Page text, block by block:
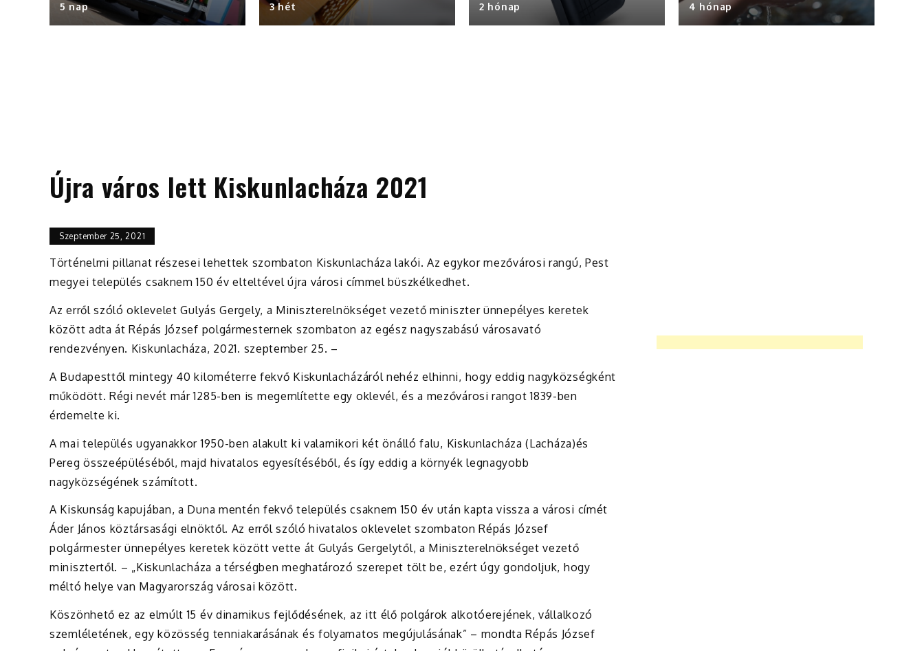
5 nap 3 hét 2 hónap 4 hónap
Újra város lett Kiskunlacháza 2021
Szeptember 25, 2021
Történelmi pillanat részesei lehettek szombaton Kiskunlacháza lakói. Az egykor mezővárosi rangú, Pest
megyei település csaknem 150 év elteltével újra városi címmel büszkélkedhet.
Az erről szóló oklevelet Gulyás Gergely, a Miniszterelnökséget vezető miniszter ünnepélyes keretek
között adta át Répás József polgármesternek szombaton az egész nagyszabású városavató
rendezvényen. Kiskunlacháza, 2021. szeptember 25. –
A Budapesttől mintegy 40 kilométerre fekvő Kiskunlacházáról nehéz elhinni, hogy eddig nagyközségként
működött. Régi nevét már 1285-ben is megemlítette egy oklevél, és a mezővárosi rangot 1839-ben
érdemelte ki.
A mai település ugyanakkor 1950-ben alakult ki valamikori két önálló falu, Kiskunlacháza (Lacháza)és
Pereg összeépüléséből, majd hivatalos egyesítéséből, és így eddig a környék legnagyobb
nagyközségének számított.
A Kiskunság kapujában, a Duna mentén fekvő település csaknem 150 év után kapta vissza a városi címét
Áder János köztársasági elnöktől. Az erről szóló hivatalos oklevelet szombaton Répás József
polgármester ünnepélyes keretek között vette át Gulyás Gergelytől, a Miniszterelnökséget vezető
minisztertől. – „Kiskunlacháza a térségben meghatározó szerepet tölt be, ezért úgy gondoljuk, hogy
méltó helye van Magyarország városai között.
Köszönhető ez az elmúlt 15 év dinamikus fejlődésének, az itt élő polgárok alkotóerejének, vállalkozó
szemléletének, egy közösség tenniakarásának és folyamatos megújulásának” – mondta Répás József